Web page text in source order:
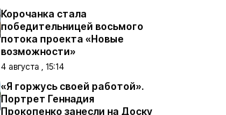
Корочанка стала
победительницей восьмого
потока проекта «Новые
возможности»
4 августа , 15:14
«Я горжусь своей работой».
Портрет Геннадия
Прокопенко занесли на Доску